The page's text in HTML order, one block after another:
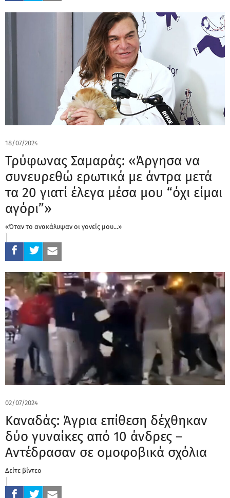
18/07/2024
Τρύφωνας Σαμαράς: «Άργησα να
συνευρεθώ ερωτικά με άντρα μετά
τα 20 γιατί έλεγα μέσα μου “όχι είμαι
αγόρι”»
«Όταν το ανακάλυψαν οι γονείς μου...»
02/07/2024
Καναδάς: Άγρια επίθεση δέχθηκαν
δύο γυναίκες από 10 άνδρες –
Αντέδρασαν σε ομοφοβικά σχόλια
Δείτε βίντεο